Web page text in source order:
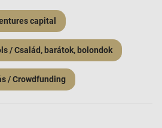
capital
/ Család, barátok, bolondok
/ Crowdfunding